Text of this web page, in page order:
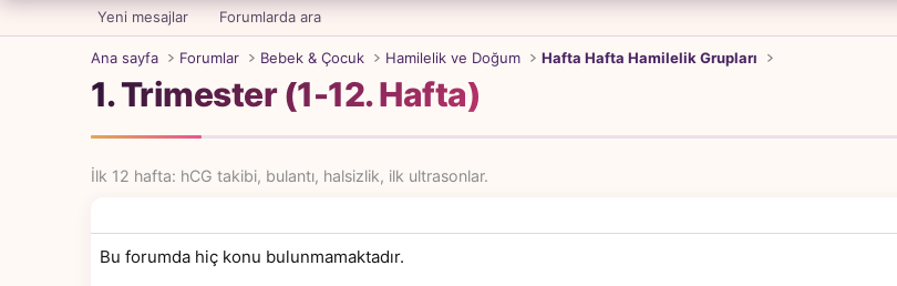
Yeni mesajlar Forumlarda ara
Ana sayfa Forumlar Bebek & Çocuk Hamilelik ve Doğum Hafta Hafta Hamilelik Grupları
1. Trimester (1-12. Hafta)
İlk 12 hafta: hCG takibi, bulantı, halsizlik, ilk ultrasonlar.
Bu forumda hiç konu bulunmamaktadır.